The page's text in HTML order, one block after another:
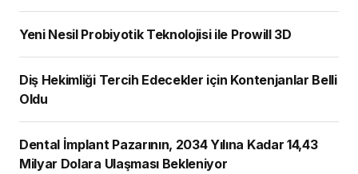
Yeni Nesil Probiyotik Teknolojisi ile Prowill 3D
Diş Hekimliği Tercih Edecekler için Kontenjanlar Belli
Oldu
Dental İmplant Pazarının, 2034 Yılına Kadar 14,43
Milyar Dolara Ulaşması Bekleniyor